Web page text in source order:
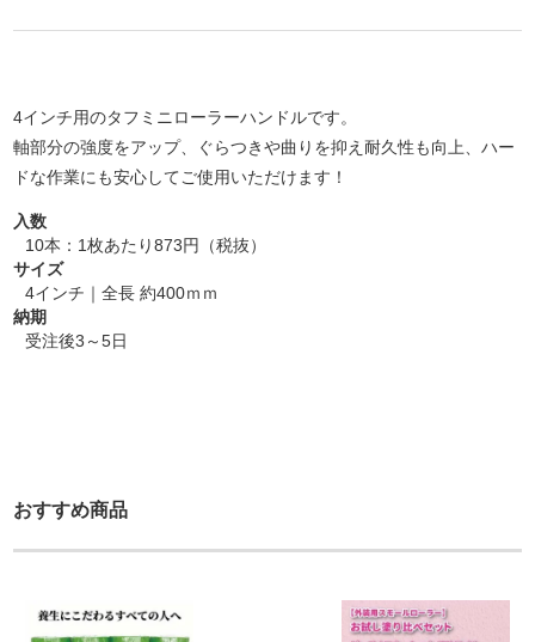
4インチ用のタフミニローラーハンドルです。
軸部分の強度をアップ、ぐらつきや曲りを抑え耐久性も向上、ハー
ドな作業にも安心してご使用いただけます！
入数
10本：1枚あたり873円（税抜）
サイズ
4インチ｜全長 約400ｍｍ
納期
受注後3～5日
おすすめ商品